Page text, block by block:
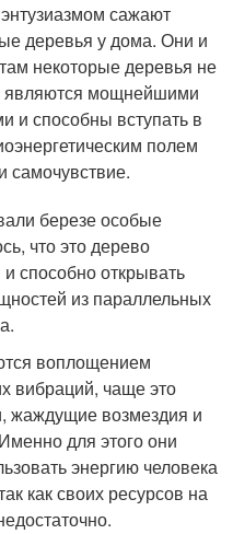
сажают
деревья у дома. Они и
некоторые деревья не
являются мощнейшими
и способны вступать в
полем
самочувствие.
березе особые
что это дерево
способно открывать
из параллельных
воплощением
вибраций, чаще это
жаждущие возмездия и
для этого они
энергию человека
как своих ресурсов на